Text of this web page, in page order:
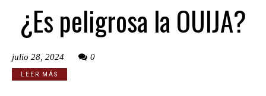
¿Es peligrosa la OUIJA?
julio 28, 2024 0
LEER MÁS